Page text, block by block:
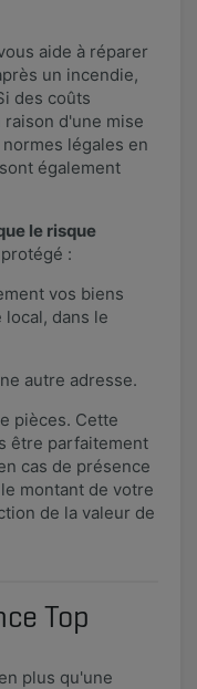
aide à réparer
un incendie,
des coûts
d'une mise
légales en
également
le risque
:
vos biens
dans le
autre adresse.
pièces. Cette
être parfaitement
cas de présence
montant de votre
de la valeur de
Top
plus qu'une